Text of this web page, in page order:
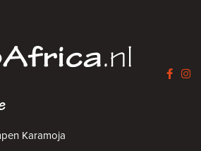
Karamoja